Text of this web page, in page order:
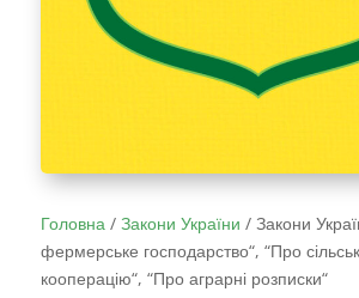
Головна/ Закони України / Закони
фермерське господарство“, “Про
кооперацію“, “Про аграрні розписки“